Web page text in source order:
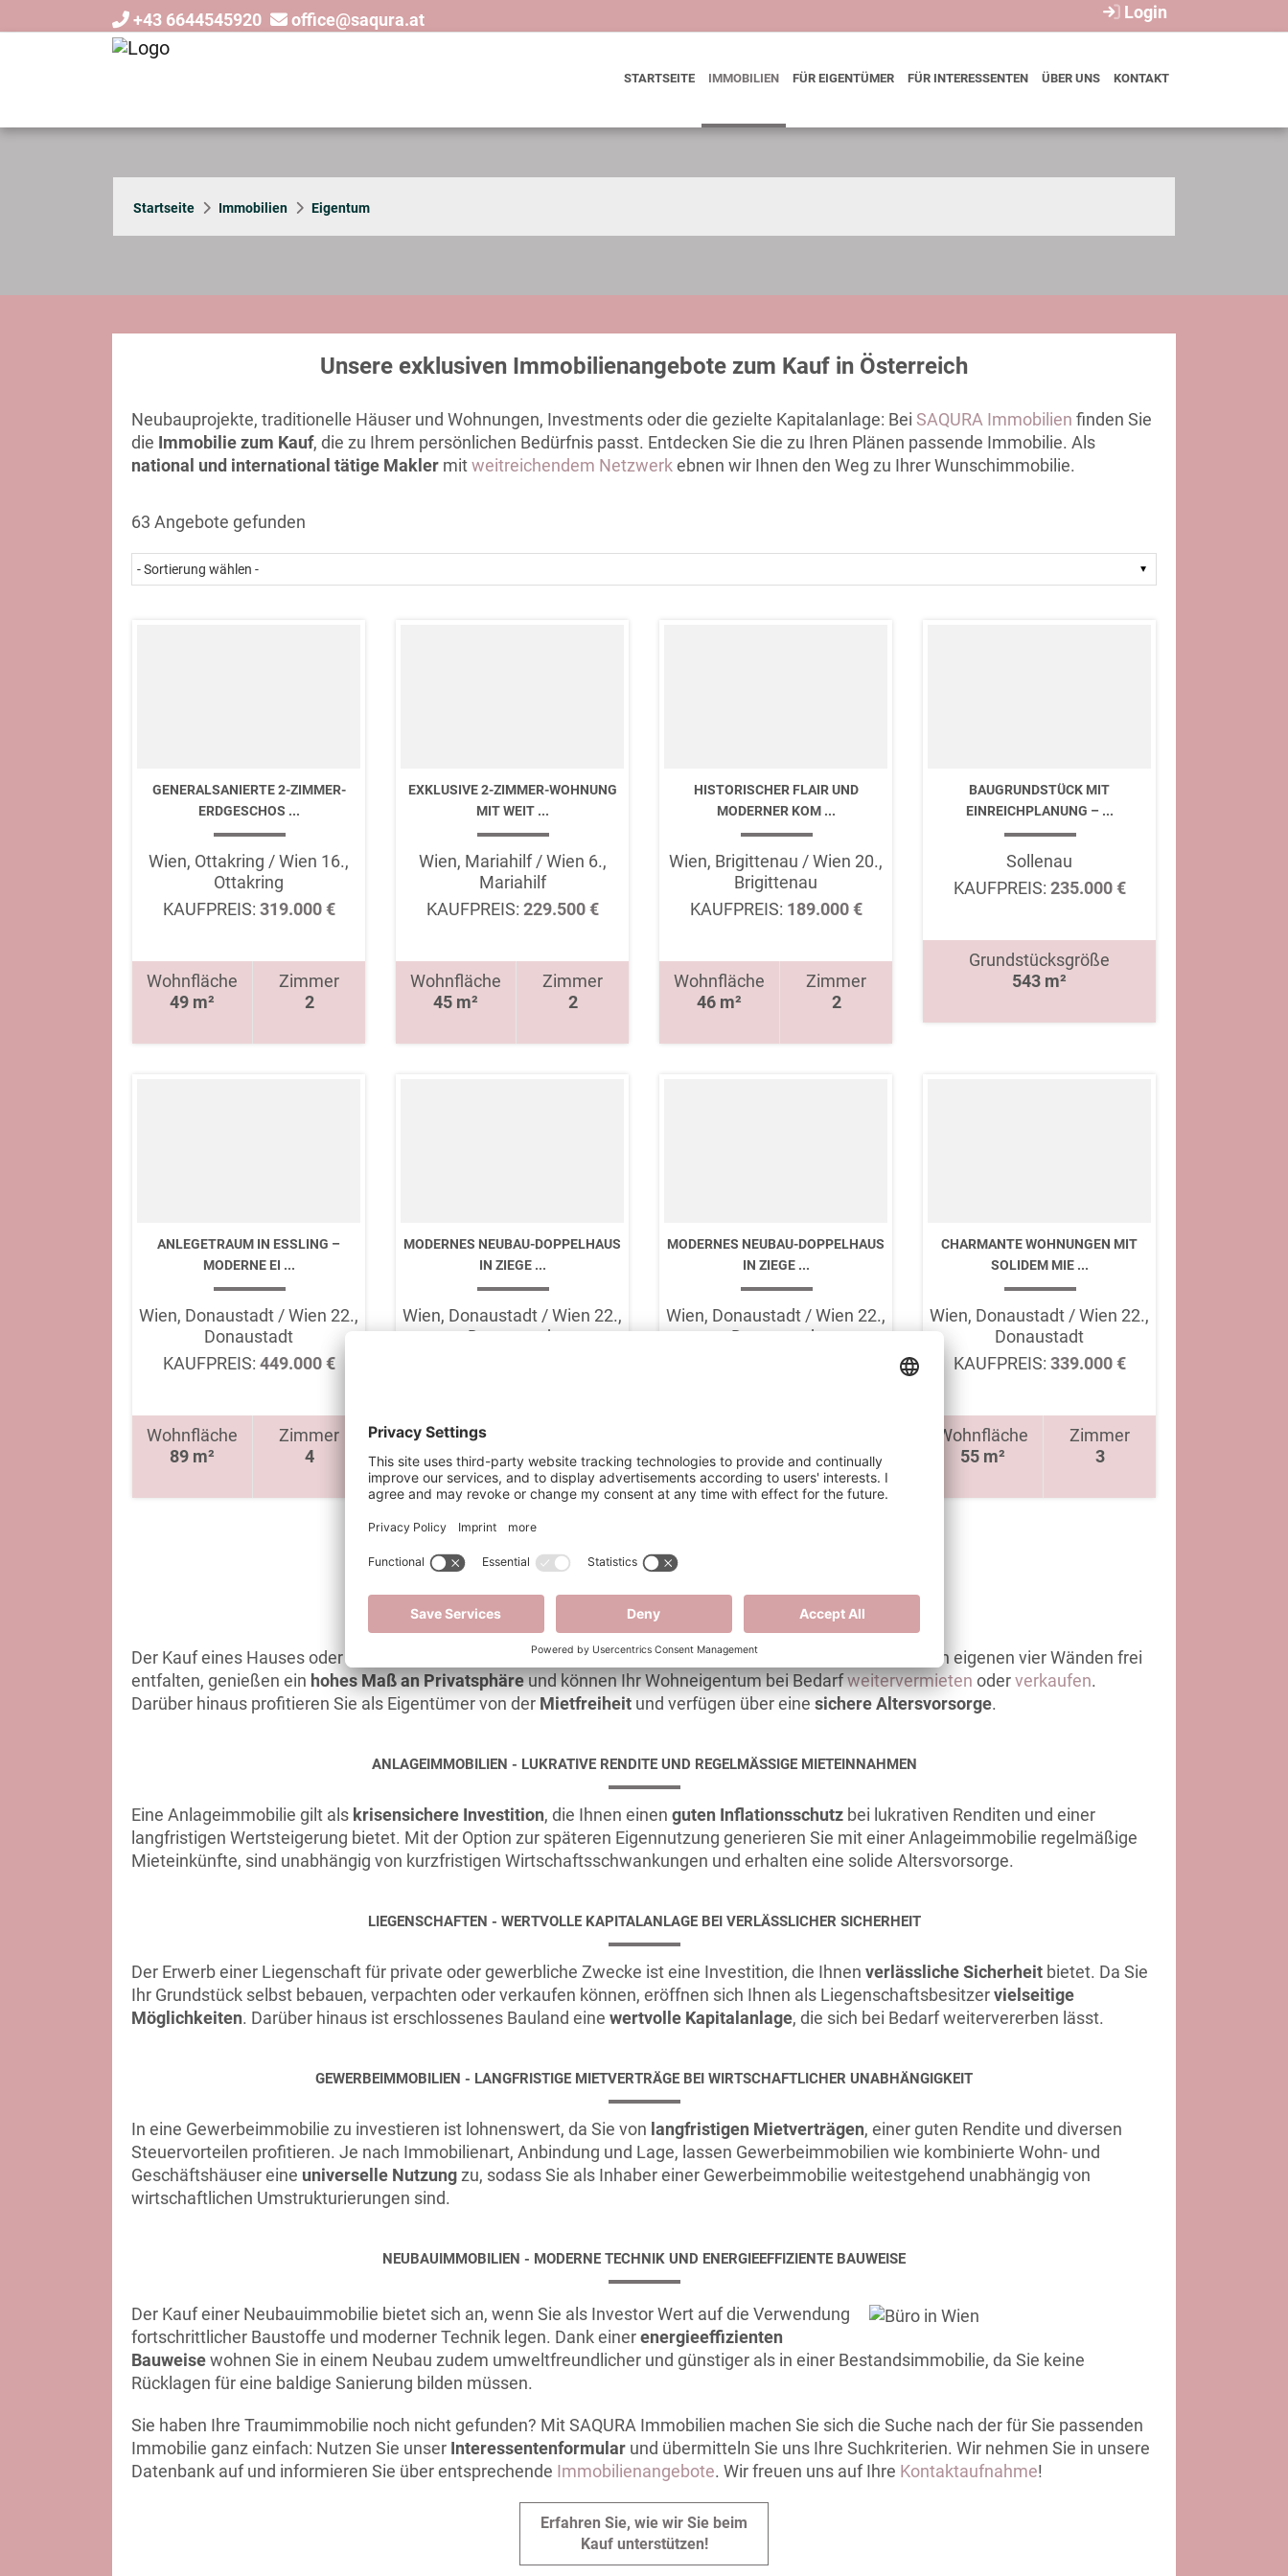
+43 6644545920 office@saqura.at Login
STARTSEITE IMMOBILIEN FÜR EIGENTÜMER FÜR INTERESSENTEN ÜBER UNS KONTAKT
Startseite Immobilien Eigentum
Unsere exklusiven Immobilienangebote zum Kauf in Österreich
Neubauprojekte, traditionelle Häuser und Wohnungen, Investments oder die gezielte Kapitalanlage: Bei SAQURA Immobilien finden Sie
die Immobilie zum Kauf, die zu Ihrem persönlichen Bedürfnis passt. Entdecken Sie die zu Ihren Plänen passende Immobilie. Als
national und international tätige Makler mitweitreichendem Netzwerkebnen wir Ihnen den Weg zu Ihrer Wunschimmobilie.
63 Angebote gefunden
GENERALSANIERTE 2-ZIMMER-
ERDGESCHOS ...
Wien, Ottakring / Wien 16.,
Ottakring
KAUFPREIS: 319.000 €
Wohnfläche
49 m²
Zimmer
2
EXKLUSIVE 2-ZIMMER-WOHNUNG
MIT WEIT ...
Wien, Mariahilf / Wien 6.,
Mariahilf
KAUFPREIS: 229.500 €
Wohnfläche
45 m²
Zimmer
2
HISTORISCHER FLAIR UND
MODERNER KOM ...
Wien, Brigittenau / Wien 20.,
Brigittenau
KAUFPREIS: 189.000 €
Wohnfläche
46 m²
Zimmer
2
BAUGRUNDSTÜCK MIT
EINREICHPLANUNG – ...
Sollenau
KAUFPREIS: 235.000 €
Grundstücksgröße
543 m²
ANLEGETRAUM IN ESSLING –
MODERNE EI ...
Wien, Donaustadt / Wien 22.,
Donaustadt
KAUFPREIS: 449.000 €
Wohnfläche
89 m²
Zimmer
4
MODERNES NEUBAU-DOPPELHAUS
IN ZIEGE ...
Wien, Donaustadt / Wien 22.,
Donaustadt
Wohnfläche
128 m²
5
MODERNES NEUBAU-DOPPELHAUS
IN ZIEGE ...
Wien, Donaustadt / Wien 22.,
Donaustadt
128 m²
5
CHARMANTE WOHNUNGEN MIT
SOLIDEM MIE ...
Wien, Donaustadt / Wien 22.,
Donaustadt
KAUFPREIS: 339.000 €
Wohnfläche
55 m²
Zimmer
3
WOHNIMMOBILIEN - SICHERE ALTERSVORSORGE UND VIEL PRIVATSPHÄRE
Der Kauf eines Hauses oder einer Eigentumswohnung bietet Ihnen viele Vorteile. So können Sie sich in Ihren eigenen vier Wänden frei
entfalten, genießen ein hohes Maß an Privatsphäreund können Ihr Wohneigentum bei Bedarfweitervermieten oderverkaufen.
Darüber hinaus profitieren Sie als Eigentümer von der Mietfreiheit und verfügen über eine sichere Altersvorsorge.
ANLAGEIMMOBILIEN - LUKRATIVE RENDITE UND REGELMÄSSIGE MIETEINNAHMEN
Eine Anlageimmobilie gilt als krisensichere Investition, die Ihnen einen guten Inflationsschutz bei lukrativen Renditen und einer
langfristigen Wertsteigerung bietet. Mit der Option zur späteren Eigennutzung generieren Sie mit einer Anlageimmobilie regelmäßige
Mieteinkünfte, sind unabhängig von kurzfristigen Wirtschaftsschwankungen und erhalten eine solide Altersvorsorge.
LIEGENSCHAFTEN - WERTVOLLE KAPITALANLAGE BEI VERLÄSSLICHER SICHERHEIT
Der Erwerb einer Liegenschaft für private oder gewerbliche Zwecke ist eine Investition, die Ihnen verlässliche Sicherheit bietet. Da Sie
Ihr Grundstück selbst bebauen, verpachten oder verkaufen können, eröffnen sich Ihnen als Liegenschaftsbesitzervielseitige
Möglichkeiten. Darüber hinaus ist erschlossenes Bauland eine wertvolle Kapitalanlage, die sich bei Bedarf weitervererben lässt.
GEWERBEIMMOBILIEN - LANGFRISTIGE MIETVERTRÄGE BEI WIRTSCHAFTLICHER UNABHÄNGIGKEIT
In eine Gewerbeimmobilie zu investieren ist lohnenswert, da Sie von langfristigen Mietverträgen, einer guten Rendite und diversen
Steuervorteilen profitieren. Je nach Immobilienart, Anbindung und Lage, lassen Gewerbeimmobilien wie kombinierte Wohn- und
Geschäftshäuser eine universelle Nutzungzu, sodass Sie als Inhaber einer Gewerbeimmobilie weitestgehend unabhängig von
wirtschaftlichen Umstrukturierungen sind.
NEUBAUIMMOBILIEN - MODERNE TECHNIK UND ENERGIEEFFIZIENTE BAUWEISE
Der Kauf einer Neubauimmobilie bietet sich an, wenn Sie als Investor Wert auf die Verwendung
fortschrittlicher Baustoffe und moderner Technik legen. Dank einerenergieeffizienten
Bauweisewohnen Sie in einem Neubau zudem umweltfreundlicher und günstiger als in einer Bestandsimmobilie, da Sie keine
Rücklagen für eine baldige Sanierung bilden müssen.
Sie haben Ihre Traumimmobilie noch nicht gefunden? Mit SAQURA Immobilien machen Sie sich die Suche nach der für Sie passenden
Immobilie ganz einfach: Nutzen Sie unser Interessentenformular und übermitteln Sie uns Ihre Suchkriterien. Wir nehmen Sie in unsere
Datenbank auf und informieren Sie über entsprechende Immobilienangebote. Wir freuen uns auf Ihre Kontaktaufnahme!
Erfahren Sie, wie wir Sie beim
Kauf unterstützen!